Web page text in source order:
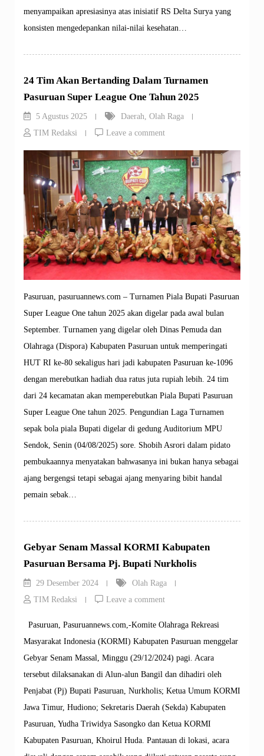
menyampaikan apresiasinya atas inisiatif RS Delta Surya yang
konsisten mengedepankan nilai-nilai kesehatan…
24 Tim Akan Bertanding Dalam Turnamen
Pasuruan Super League One Tahun 2025
5 Agustus 2025 Daerah Olah Raga
TIM Redaksi
Leave a comment
Pasuruan, pasuruannews.com – Turnamen Piala Bupati Pasuruan
Super League One tahun 2025 akan digelar pada awal bulan
September. Turnamen yang digelar oleh Dinas Pemuda dan
Olahraga (Dispora) Kabupaten Pasuruan untuk memperingati
HUT RI ke-80 sekaligus hari jadi kabupaten Pasuruan ke-1096
dengan merebutkan hadiah dua ratus juta rupiah lebih. 24 tim
dari 24 kecamatan akan memperebutkan Piala Bupati Pasuruan
Super League One tahun 2025. Pengundian Laga Turnamen
sepak bola piala Bupati digelar di gedung Auditorium MPU
Sendok, Senin (04/08/2025) sore. Shobih Asrori dalam pidato
pembukaannya menyatakan bahwasanya ini bukan hanya sebagai
ajang bergengsi tetapi sebagai ajang menyaring bibit handal
pemain sebak…
Gebyar Senam Massal KORMI Kabupaten
Pasuruan Bersama Pj. Bupati Nurkholis
29 Desember 2024
Olah Raga
TIM Redaksi
Leave a comment
Pasuruan, Pasuruannews.com,-Komite Olahraga Rekreasi
Masyarakat Indonesia (KORMI) Kabupaten Pasuruan menggelar
Gebyar Senam Massal, Minggu (29/12/2024) pagi. Acara
tersebut dilaksanakan di Alun-alun Bangil dan dihadiri oleh
Penjabat (Pj) Bupati Pasuruan, Nurkholis; Ketua Umum KORMI
Jawa Timur, Hudiono; Sekretaris Daerah (Sekda) Kabupaten
Pasuruan, Yudha Triwidya Sasongko dan Ketua KORMI
Kabupaten Pasuruan, Khoirul Huda. Pantauan di lokasi, acara